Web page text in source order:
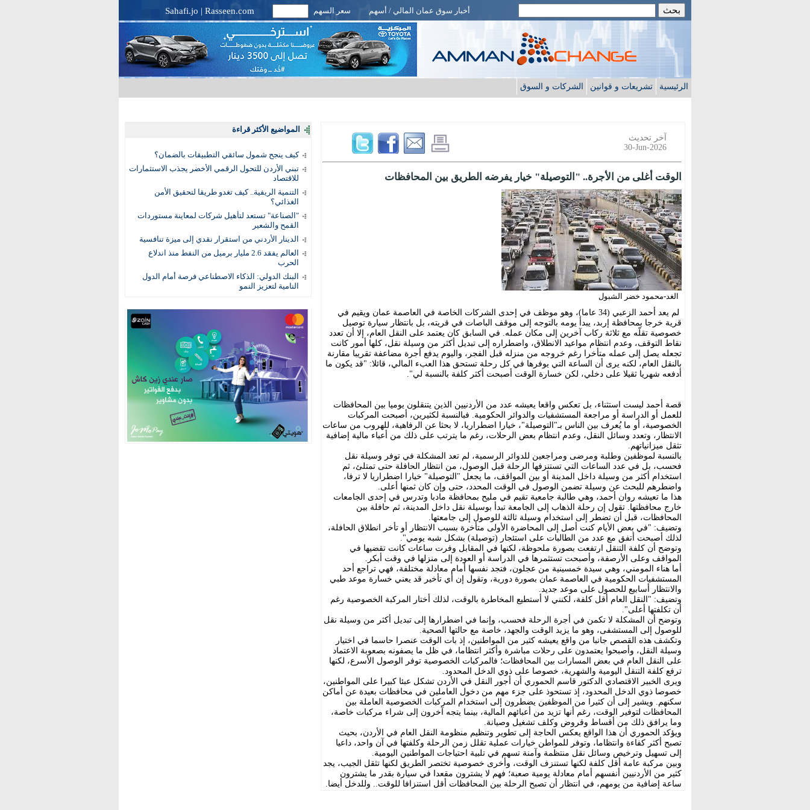
أخبار سوق عمان المالي / أسهم سعر السهم Sahafi.jo | Rasseen.com
الرئيسية تشريعات و قوانين الشركات و السوق
المواضيع الأكثر قراءة
كيف ينجح شمول سائقي التطبيقات بالضمان؟
تبني الأردن للتحول الرقمي الأخضر يجذب الاستثمارات
للاقتصاد
التنمية الريفية.. كيف تغدو طريقا لتحقيق الأمن
الغذائي؟
"الصناعة" تستعد لتأهيل شركات لمعاينة مستوردات
القمح والشعير
الدينار الأردني من استقرار نقدي إلى ميزة تنافسية
العالم يفقد 2.6 مليار برميل من النفط منذ اندلاع
الحرب
البنك الدولي: الذكاء الاصطناعي فرصة أمام الدول
النامية لتعزيز النمو
آخر تحديث
30-Jun-2026
الوقت أغلى من الأجرة.. "التوصيلة" خيار يفرضه الطريق بين المحافظات
الغد-محمود خضر الشبول
لم يعد أحمد الزعبي (34 عاما)، وهو موظف في إحدى الشركات الخاصة في العاصمة عمان ويقيم في
قرية خرجا بمحافظة إربد، يبدأ يومه بالتوجه إلى موقف الباصات في قريته، بل بانتظار سيارة توصيل
خصوصية تقلّه مع ثلاثة ركاب آخرين إلى مكان عمله. في السابق كان يعتمد على النقل العام، إلا أن تعدد
نقاط التوقف، وعدم انتظام مواعيد الانطلاق، واضطراره إلى تبديل أكثر من وسيلة نقل، كلها أمور كانت
تجعله يصل إلى عمله متأخرا رغم خروجه من منزله قبل الفجر، واليوم يدفع أجرة مضاعفة تقريبا مقارنة
بالنقل العام، لكنه يرى أن الساعة التي يوفرها في كل رحلة تستحق هذا العبء المالي، قائلا: "قد يكون ما
أدفعه شهريا ثقيلا على دخلي، لكن خسارة الوقت أصبحت أكثر كلفة بالنسبة لي".
قصة أحمد ليست استثناء، بل تعكس واقعا يعيشه عدد من الأردنيين الذين يتنقلون يوميا بين المحافظات
للعمل أو الدراسة أو مراجعة المستشفيات والدوائر الحكومية. فبالنسبة لكثيرين، أصبحت المركبات
الخصوصية، أو ما يُعرف بين الناس بـ"التوصيلة"، خيارا اضطراريا، لا بحثا عن الرفاهية، للهروب من ساعات
الانتظار، وتعدد وسائل النقل، وعدم انتظام بعض الرحلات، رغم ما يترتب على ذلك من أعباء مالية إضافية
تثقل ميزانياتهم.
بالنسبة لموظفين وطلبة ومرضى ومراجعين للدوائر الرسمية، لم تعد المشكلة في توفر وسيلة نقل
فحسب، بل في عدد الساعات التي تستنزفها الرحلة قبل الوصول، من انتظار الحافلة حتى تمتلئ، ثم
استخدام أكثر من وسيلة داخل المدينة أو بين المواقف، ما يجعل "التوصيلة" خيارا اضطراريا لا ترفا،
واضطرهم للبحث عن وسيلة تضمن الوصول في الوقت المحدد، حتى وإن كان ثمنها أعلى.
هذا ما تعيشه روان أحمد، وهي طالبة جامعية تقيم في مليح بمحافظة مادبا وتدرس في إحدى الجامعات
خارج محافظتها. تقول إن رحلة الذهاب إلى الجامعة تبدأ بوسيلة نقل داخل المدينة، ثم حافلة بين
المحافظات، قبل أن تضطر إلى استخدام وسيلة ثالثة للوصول إلى جامعتها.
وتضيف: "في بعض الأيام كنت أصل إلى المحاضرة الأولى متأخرة بسبب الانتظار أو تأخر انطلاق الحافلة،
لذلك أصبحت أتفق مع عدد من الطالبات على استئجار (توصيلة) بشكل شبه يومي".
وتوضح أن كلفة التنقل ارتفعت بصورة ملحوظة، لكنها في المقابل وفرت ساعات كانت تقضيها في
المواقف وعلى الأرصفة، وأصبحت تستثمرها في الدراسة أو العودة إلى منزلها في وقت أبكر.
أما هناء المومني، وهي سيدة خمسينية من عجلون، فتجد نفسها أمام معادلة مختلفة، فهي تراجع أحد
المستشفيات الحكومية في العاصمة عمان بصورة دورية، وتقول إن أي تأخير قد يعني خسارة موعد طبي
والانتظار أسابيع للحصول على موعد جديد.
وتضيف: "النقل العام أقل كلفة، لكنني لا أستطيع المخاطرة بالوقت، لذلك أختار المركبة الخصوصية رغم
أن تكلفتها أعلى".
وتوضح أن المشكلة لا تكمن في أجرة الرحلة فحسب، وإنما في اضطرارها إلى تبديل أكثر من وسيلة نقل
للوصول إلى المستشفى، وهو ما يزيد الوقت والجهد، خاصة مع حالتها الصحية.
وتكشف هذه القصص جانبا من واقع يعيشه كثير من المواطنين، إذ بات الوقت عنصرا حاسما في اختيار
وسيلة النقل، وأصبحوا يعتمدون على رحلات مباشرة وأكثر انتظاما، في ظل ما يصفونه بصعوبة الاعتماد
على النقل العام في بعض المسارات بين المحافظات؛ فالمركبات الخصوصية توفر الوصول الأسرع، لكنها
ترفع كلفة التنقل اليومية والشهرية، خصوصا على ذوي الدخل المحدود.
ويرى الخبير الاقتصادي الدكتور قاسم الحموري أن أجور النقل في الأردن تشكل عبئا كبيرا على المواطنين،
خصوصا ذوي الدخل المحدود، إذ تستحوذ على جزء مهم من دخول العاملين في محافظات بعيدة عن أماكن
سكنهم. ويشير إلى أن كثيرا من الموظفين يضطرون إلى استخدام المركبات الخصوصية العاملة بين
المحافظات لتوفير الوقت، رغم أنها تزيد من أعبائهم المالية، بينما يتجه آخرون إلى شراء مركبات خاصة،
وما يرافق ذلك من أقساط وقروض وكلف تشغيل وصيانة.
ويؤكد الحموري أن هذا الواقع يعكس الحاجة إلى تطوير وتنظيم منظومة النقل العام في الأردن، بحيث
تصبح أكثر كفاءة وانتظاما، وتوفر للمواطن خيارات عملية تقلل زمن الرحلة وكلفتها في آن واحد، داعيا
إلى تسهيل وترخيص وسائل نقل منتظمة وآمنة تسهم في تلبية احتياجات المواطنين اليومية.
وبين مركبة عامة أقل كلفة لكنها تستنزف الوقت، وأخرى خصوصية تختصر الطريق لكنها تثقل الجيب، يجد
كثير من الأردنيين أنفسهم أمام معادلة يومية صعبة؛ فهم لا يشترون مقعدا في سيارة بقدر ما يشترون
ساعة إضافية من يومهم، في انتظار أن تصبح الرحلة بين المحافظات أقل استنزافا للوقت.. وللدخل أيضا.